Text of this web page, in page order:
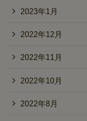
2023年1月
2022年12月
2022年11月
2022年10月
2022年8月